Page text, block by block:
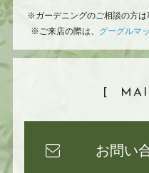
※ガーデニングのご相談の方は
※ご来店の際は、
グーグルマ
[
お問い